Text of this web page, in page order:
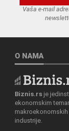
Vaša e-mail
O NAMA
Biznis.rs je
ekonomskim
industrije.